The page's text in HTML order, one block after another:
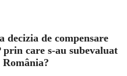
decizia de compensare
care s-au subevaluat